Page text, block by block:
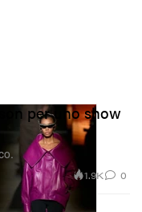
per uno show
1.9K 0